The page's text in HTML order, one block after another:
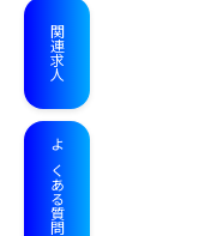
関連求人
よくある質問